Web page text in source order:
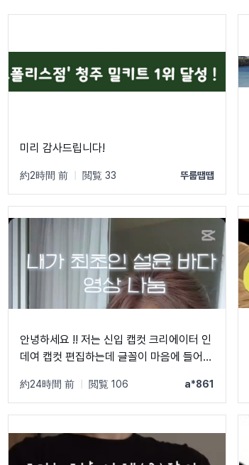
미리 감사드립니다!
約2時間 前 閲覧 33 뚜룹땝땝
안녕하세요 !! 저는 신입 캡컷 크리에이터 인
데여 캡컷 편집하는데 글꼴이 마음에 들어서
알려줘서 물어봐요 ㅠㅜ 제발 빨리 알려주세
요 .. 저 이 글꼴 가지고싶어요 ㅠ ㅂ ㅠ
約24時間 前 閲覧 106 a*861